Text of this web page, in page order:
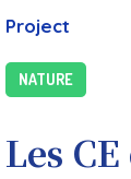
Project
NATURE
Les